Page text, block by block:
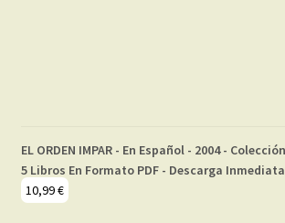
EL ORDEN IMPAR - En Español - 2004 -
5 Libros En Formato PDF - Descarga Inmediata
10,99€